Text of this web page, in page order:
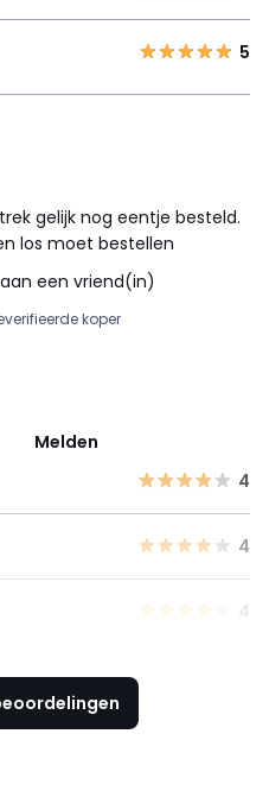
5
gelijk nog eentje besteld.
los moet bestellen
een vriend(in)
koper
Melden
4
4
4